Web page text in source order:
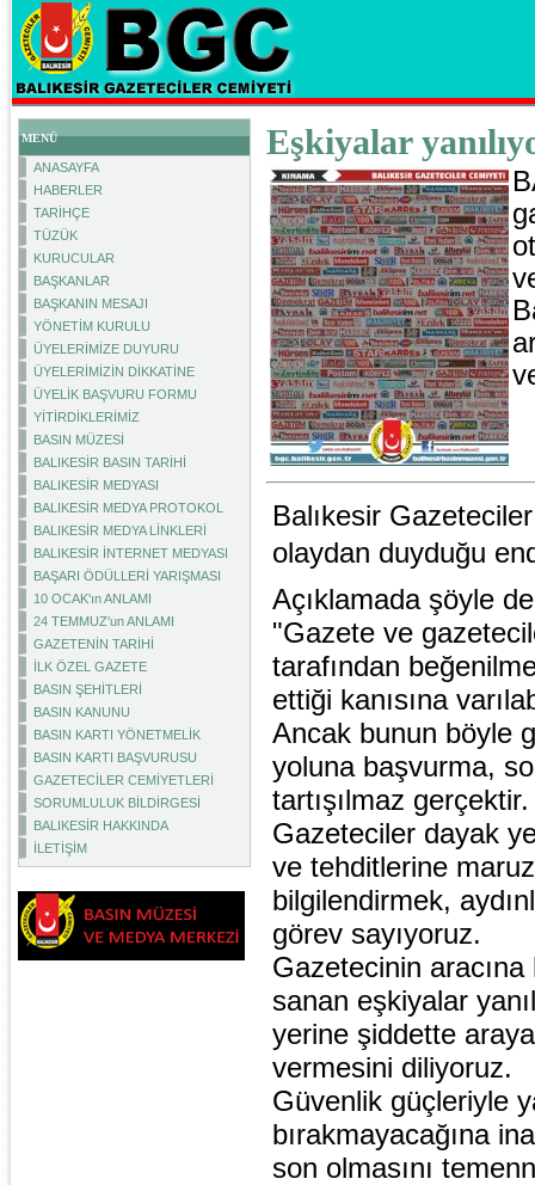
MENÜ
ANASAYFA
HABERLER
TARİHÇE
TÜZÜK
KURUCULAR
BAŞKANLAR
BAŞKANIN MESAJI
YÖNETİM KURULU
ÜYELERİMİZE DUYURU
ÜYELERİMİZİN DİKKATİNE
ÜYELİK BAŞVURU FORMU
YİTİRDİKLERİMİZ
BASIN MÜZESİ
BALIKESİR BASIN TARİHİ
BALIKESİR MEDYASI
BALIKESİR MEDYA PROTOKOL
BALIKESİR MEDYA LİNKLERİ
BALIKESİR İNTERNET MEDYASI
BAŞARI ÖDÜLLERİ YARIŞMASI
10 OCAK'ın ANLAMI
24 TEMMUZ'un ANLAMI
GAZETENİN TARİHİ
İLK ÖZEL GAZETE
BASIN ŞEHİTLERİ
BASIN KANUNU
BASIN KARTI YÖNETMELİK
BASIN KARTI BAŞVURUSU
GAZETECİLER CEMİYETLERİ
SORUMLULUK BİLDİRGESİ
BALIKESİR HAKKINDA
İLETİŞİM
Eşkiyalar
Balıkesir
olaydan duyduğu
Açıklamada şöyle
"Gazete ve
tarafından
ettiği kanısına
Ancak bunun böyle
yoluna başvurma,
tartışılmaz
Gazeteciler dayak
ve tehditlerine
bilgilendirmek,
görev sayıyoruz.
Gazetecinin
sanan eşkiyalar
yerine şiddette
vermesini diliyoruz.
Güvenlik güçleriyle
bırakmayacağına
son olmasını